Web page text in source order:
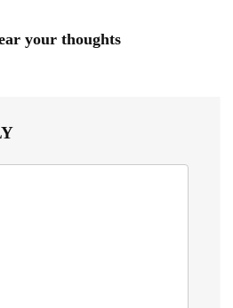
your thoughts